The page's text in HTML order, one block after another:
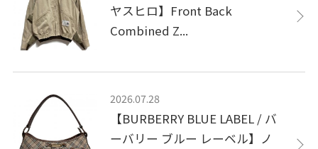
ヤスヒロ】Front Back
Combined Z...
2026.07.28
【BURBERRY BLUE LABEL / バ
ーバリー ブルー レーベル】ノ